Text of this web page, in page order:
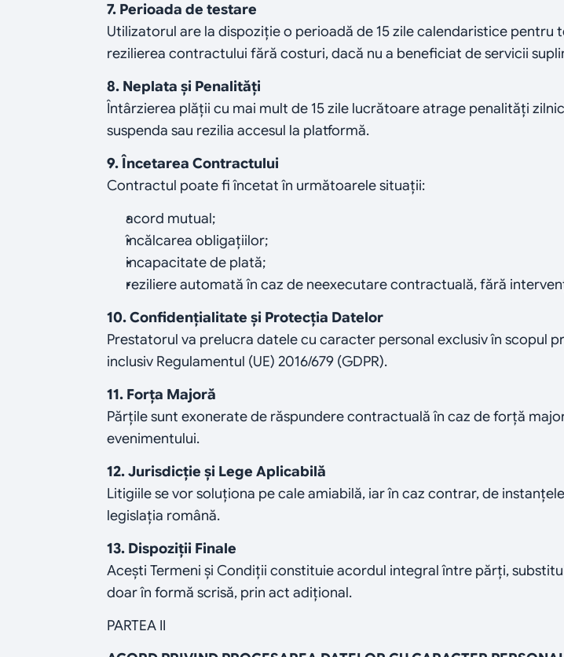
7. Perioada de testare
Utilizatorul are la dispoziție o perioadă de 15 zile calendaristice pentru
rezilierea contractului fără costuri, dacă nu a beneficiat de servicii
8. Neplata și Penalități
Întârzierea plății cu mai mult de 15 zile lucrătoare atrage penalități
suspenda sau rezilia accesul la platformă.
9. Încetarea Contractului
Contractul poate fi încetat în următoarele situații:
acord mutual;
încălcarea obligațiilor;
incapacitate de plată;
reziliere automată în caz de neexecutare contractuală, fără
10. Confidențialitate și Protecția Datelor
Prestatorul va prelucra datele cu caracter personal exclusiv în scopul
inclusiv Regulamentul (UE) 2016/679 (GDPR).
11. Forța Majoră
Părțile sunt exonerate de răspundere contractuală în caz de forță
evenimentului.
12. Jurisdicție și Lege Aplicabilă
Litigiile se vor soluționa pe cale amiabilă, iar în caz contrar, de
legislația română.
13. Dispoziții Finale
Acești Termeni și Condiții constituie acordul integral între părți,
doar în formă scrisă, prin act adițional.
PARTEA II